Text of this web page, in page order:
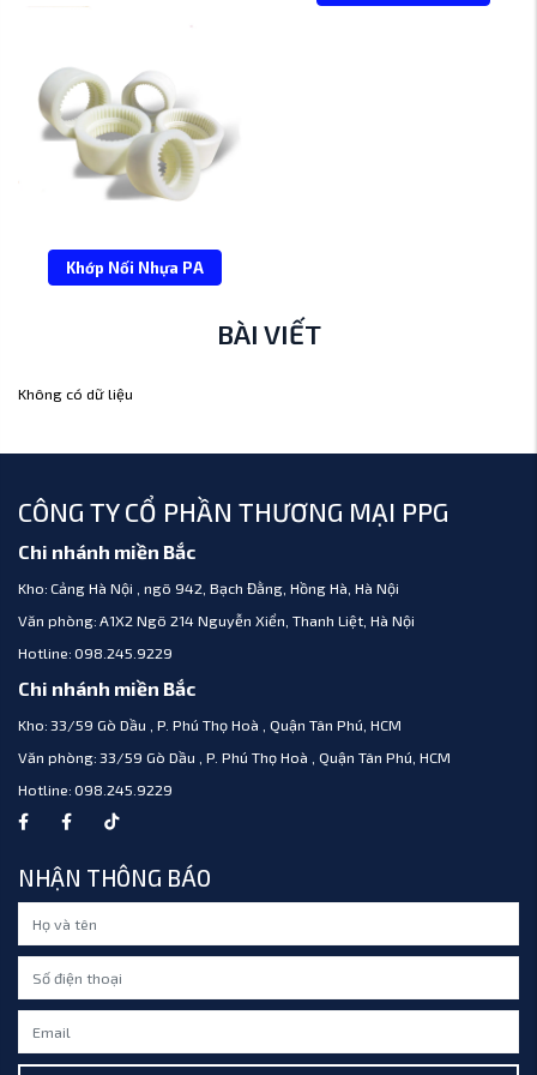
Khớp Nối Nhựa PA
BÀI VIẾT
Không có dữ liệu
CÔNG TY CỔ PHẦN THƯƠNG MẠI PPG
Chi nhánh miền Bắc
Kho: Cảng Hà Nội , ngõ 942, Bạch Đằng, Hồng Hà, Hà Nội
Văn phòng: A1X2 Ngõ 214 Nguyễn Xiển, Thanh Liệt, Hà Nội
Hotline: 098.245.9229
Chi nhánh miền Bắc
Kho: 33/59 Gò Dầu , P. Phú Thọ Hoà , Quận Tân Phú, HCM
Văn phòng: 33/59 Gò Dầu , P. Phú Thọ Hoà , Quận Tân Phú, HCM
Hotline: 098.245.9229
NHẬN THÔNG BÁO